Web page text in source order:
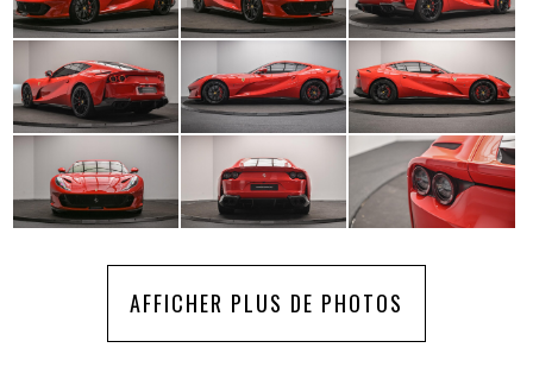
AFFICHER PLUS DE PHOTOS